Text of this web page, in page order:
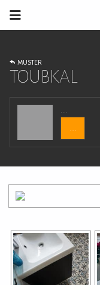
MUSTER
TOUBKAL
...